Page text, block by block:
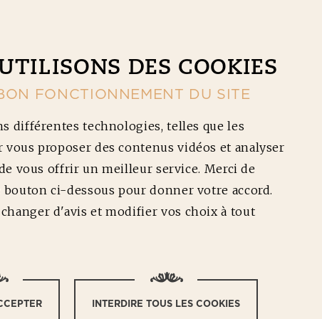
BARBECUE
DES COOKIES
FONCTIONNEMENT DU SITE
différentes technologies, telles que les
vous proposer des contenus vidéos et analyser
vous offrir un meilleur service. Merci de
ci-dessous pour donner votre accord.
changer d'avis et modifier vos choix à tout
INTERDIRE TOUS LES COOKIES